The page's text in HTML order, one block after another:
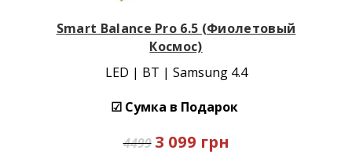
Smart Balance Pro 6.5 (Фиолетовый
Космос)
LED | BT | Samsung 4.4
☑ Сумка в Подарок
4499 3 099 грн